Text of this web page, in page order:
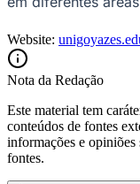
São Paulo
Website:
Nota da Redação
Este material tem
conteúdos de fontes
informações e opiniões
fontes.